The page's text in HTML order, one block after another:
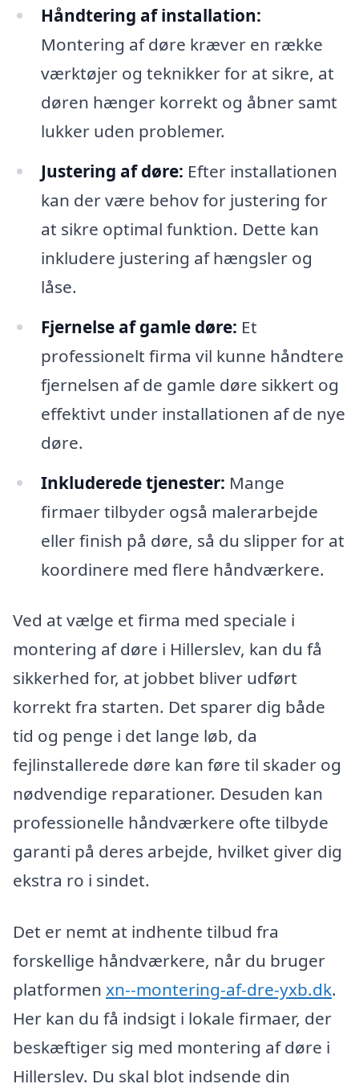
Håndtering af installation:
Montering af døre kræver en række
værktøjer og teknikker for at sikre, at
døren hænger korrekt og åbner samt
lukker uden problemer.
Justering af døre: Efter installationen
kan der være behov for justering for
at sikre optimal funktion. Dette kan
inkludere justering af hængsler og
låse.
Fjernelse af gamle døre: Et
professionelt firma vil kunne håndtere
fjernelsen af de gamle døre sikkert og
effektivt under installationen af de nye
døre.
Inkluderede tjenester: Mange
firmaer tilbyder også malerarbejde
eller finish på døre, så du slipper for at
koordinere med flere håndværkere.
Ved at vælge et firma med speciale i
montering af døre i Hillerslev, kan du få
sikkerhed for, at jobbet bliver udført
korrekt fra starten. Det sparer dig både
tid og penge i det lange løb, da
fejlinstallerede døre kan føre til skader og
nødvendige reparationer. Desuden kan
professionelle håndværkere ofte tilbyde
garanti på deres arbejde, hvilket giver dig
ekstra ro i sindet.
Det er nemt at indhente tilbud fra
forskellige håndværkere, når du bruger
platformen xn--montering-af-dre-yxb.dk.
Her kan du få indsigt i lokale firmaer, der
beskæftiger sig med montering af døre i
Hillerslev. Du skal blot indsende din